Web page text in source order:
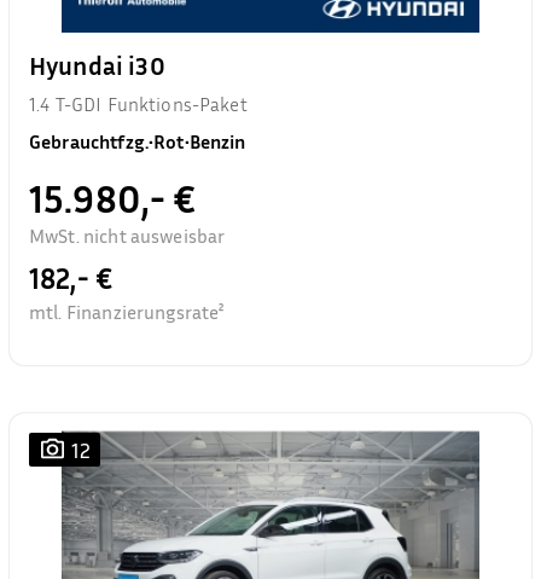
Hyundai i30
1.4 T-GDI Funktions-Paket
Gebrauchtfzg.•Rot•Benzin
15.980,- €
MwSt. nicht ausweisbar
182,- €
mtl. Finanzierungsrate²
12